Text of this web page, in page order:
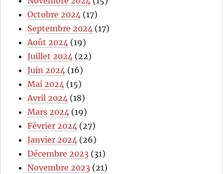
Octobre 2024 (17)
Septembre 2024 (17)
Août 2024 (19)
Juillet 2024 (22)
Juin 2024 (16)
Mai 2024 (15)
Avril 2024 (18)
Mars 2024 (19)
Février 2024 (27)
Janvier 2024 (26)
Décembre 2023 (31)
Novembre 2023 (21)